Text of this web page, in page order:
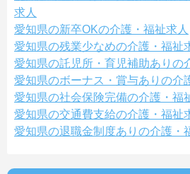
求人
愛知県の新卒OKの介護・福祉求人
愛知県の残業少なめの介護・福祉
愛知県の託児所・育児補助ありの
愛知県のボーナス・賞与ありの介
愛知県の社会保険完備の介護・福
愛知県の交通費支給の介護・福祉
愛知県の退職金制度ありの介護・